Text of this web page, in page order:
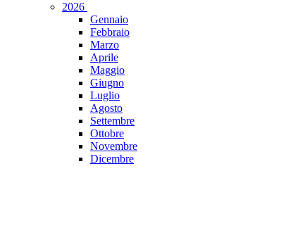
2026
Gennaio
Febbraio
Marzo
Aprile
Maggio
Giugno
Luglio
Agosto
Settembre
Ottobre
Novembre
Dicembre